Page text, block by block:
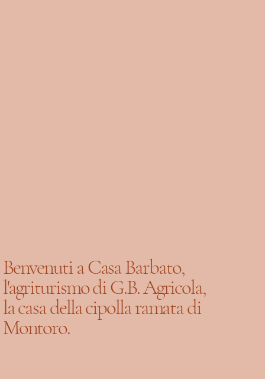
Benvenuti a Casa Barbato,
l'agriturismo di G.B. Agricola,
la casa della cipolla ramata di
Montoro.